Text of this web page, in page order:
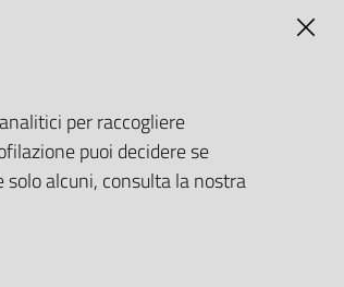
per raccogliere
puoi decidere se
alcuni, consulta la nostra